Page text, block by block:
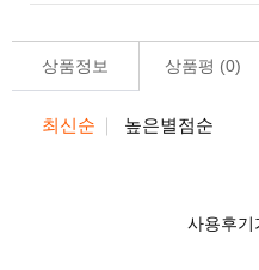
상품정보 상품평 (0)
최신순 높은별점순
사용후기